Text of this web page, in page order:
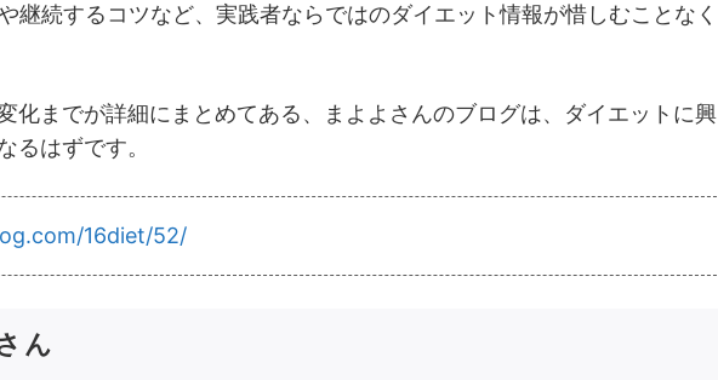
継続するコツなど、実践者ならではのダイエット情報が惜しむことなく
化までが詳細にまとめてある、まよよさんのブログは、ダイエットに興
るはずです。
16diet/52/
ん